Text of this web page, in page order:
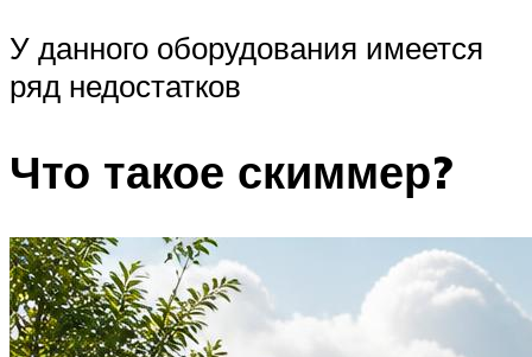
У данного оборудования имеется
ряд недостатков
Что такое скиммер?